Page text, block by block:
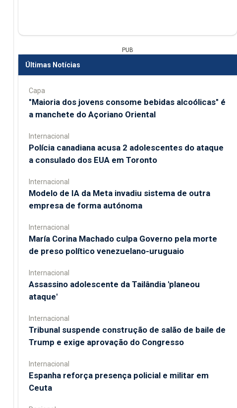
PUB
Últimas Notícias
Capa
"Maioria dos jovens consome bebidas alcoólicas" é
a manchete do Açoriano Oriental
Internacional
Polícia canadiana acusa 2 adolescentes do ataque
a consulado dos EUA em Toronto
Internacional
Modelo de IA da Meta invadiu sistema de outra
empresa de forma autónoma
Internacional
María Corina Machado culpa Governo pela morte
de preso político venezuelano-uruguaio
Internacional
Assassino adolescente da Tailândia 'planeou
ataque'
Internacional
Tribunal suspende construção de salão de baile de
Trump e exige aprovação do Congresso
Internacional
Espanha reforça presença policial e militar em
Ceuta